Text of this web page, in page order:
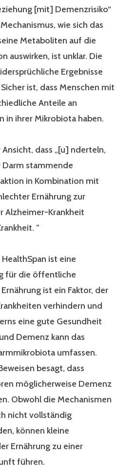
[mit] Demenzrisiko“
wie sich das
Metaboliten auf die
auswirken, ist unklar. Die
Ergebnisse
ist, dass Menschen mit
Anteile an
in ihrer Mikrobiota haben.
dass „[u] nderteln,
stammende
in Kombination mit
Ernährung zur
Alzheimer-Krankheit
”
ist eine
für die öffentliche
ist ein Faktor, der
verhindern und
eine gute Gesundheit
Demenz kann das
umfassen.
besagt, dass
möglicherweise Demenz
Obwohl die Mechanismen
nicht vollständig
können kleine
Ernährung zu einer
führen.